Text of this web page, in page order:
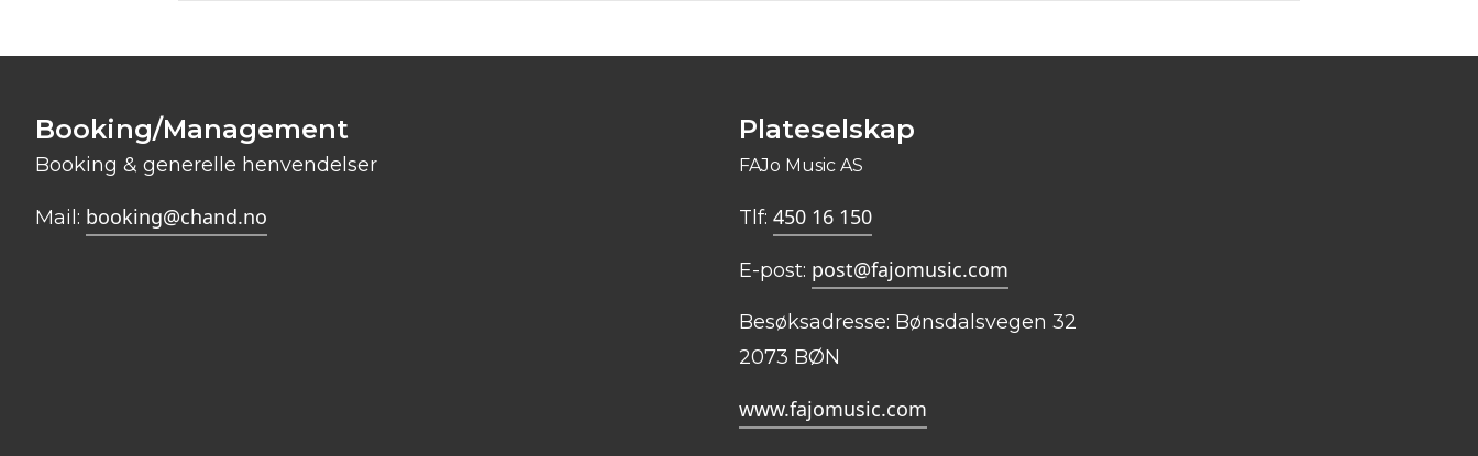
Booking/Management
Booking & generelle henvendelser
Mail: booking@chand.no
Plateselskap
FAJo Music AS
Tlf: 450 16 150
E-post: post@fajomusic.com
Besøksadresse: Bønsdalsvegen 32
2073 BØN
www.fajomusic.com